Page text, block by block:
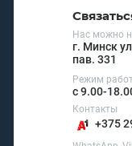
Нас можно
г. Минск
пав. 331
Режим
с 9.00-
Контакты
+375